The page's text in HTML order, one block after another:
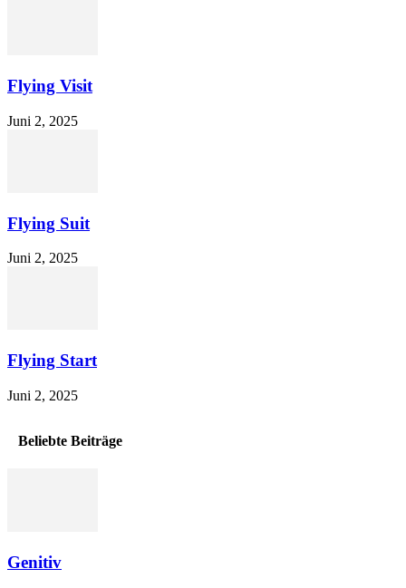
Flying Visit
Juni 2, 2025
Flying Suit
Juni 2, 2025
Flying Start
Juni 2, 2025
Beliebte Beiträge
Genitiv